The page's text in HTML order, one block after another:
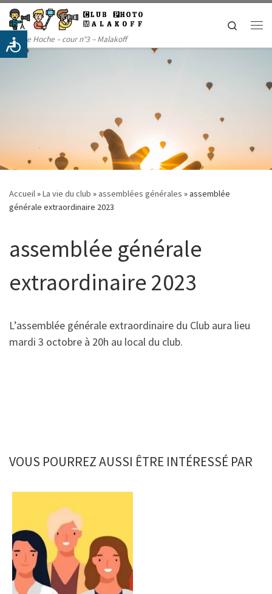
Passer au contenu
14 rue Hoche – cour n°3 – Malakoff
Search
Accueil»La vie du club » assemblées générales »assemblée
générale extraordinaire 2023
assemblée générale
extraordinaire 2023
L’assemblée générale extraordinaire du Club aura lieu
mardi 3 octobre à 20h au local du club.
VOUS POURREZ AUSSI ÊTRE INTÉRESSÉ PAR